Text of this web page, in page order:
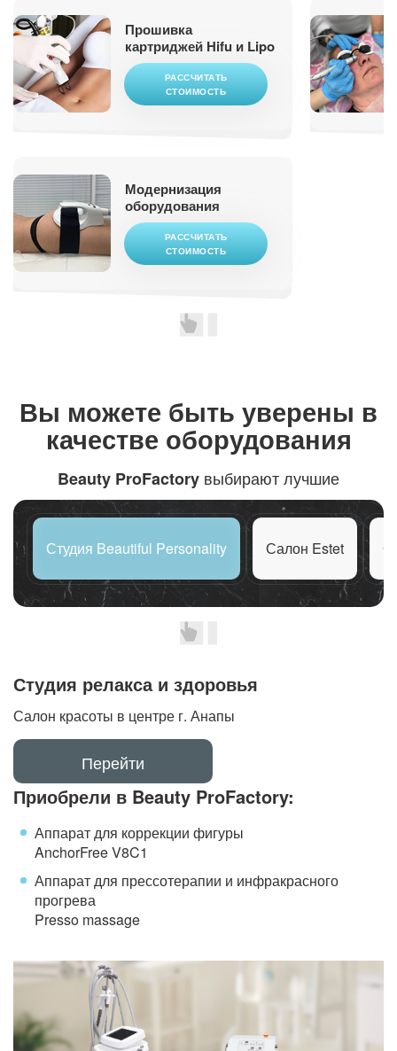
Прошивка
картриджей Hifu и Lipo
РАССЧИТАТЬ
СТОИМОСТЬ
Модернизация
оборудования
РАССЧИТАТЬ
СТОИМОСТЬ
Вы можете быть уверены в
качестве оборудования
Beauty ProFactory выбирают лучшие
Студия Beautiful Personality Салон Estet
Студия релакса и здоровья
Салон красоты в центре г. Анапы
Перейти
Приобрели в Beauty ProFactory:
Аппарат для коррекции фигуры
AnchorFree V8C1
Аппарат для прессотерапии и инфракрасного
прогрева
Presso massage